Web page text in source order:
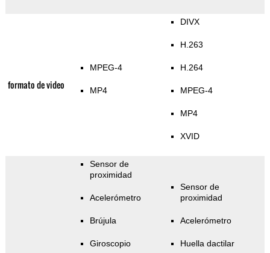
formato de video
MPEG-4
MP4
DIVX
H.263
H.264
MPEG-4
MP4
XVID
Sensor de
proximidad
Acelerómetro
Brújula
Giroscopio
Sensor de
proximidad
Acelerómetro
Huella dactilar